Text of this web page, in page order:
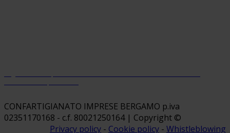
CONFARTIGIANATO IMPRESE BERGAMO p.iva
02351170168 - c.f. 80021250164 | Copyright ©
Privacy policy - Cookie policy - Whistleblowing